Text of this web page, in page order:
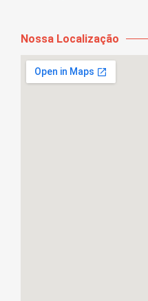
Nossa Localização